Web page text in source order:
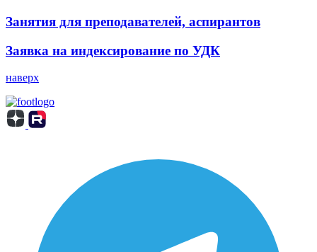
Занятия для преподавателей, аспирантов
Заявка на индексирование по УДК
наверх